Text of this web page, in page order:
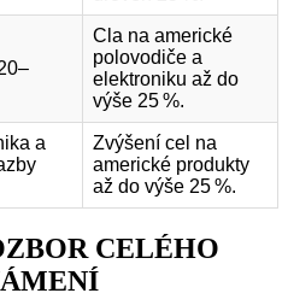
Cla na americké
polovodiče a
elektroniku až do
výše 25 %.
a
Zvýšení cel na
americké produkty
až do výše 25 %.
CELÉHO